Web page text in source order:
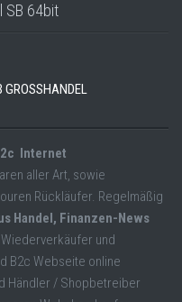
SB 64bit
GROSSHANDEL
Internet
aller Art, sowie
Rückläufer. Regelmäßig
Handel, Finanzen-News
und
B2c Webseite online
Händler / Shopbetreiber